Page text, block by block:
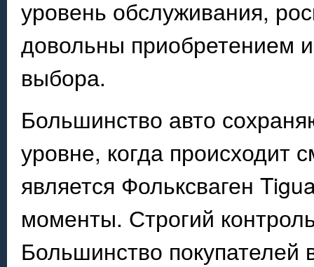
уровень обслуживания,
довольны приобретением
выбора.
Большинство авто
уровне, когда происходит
является Фольксваген
моменты. Строгий
Большинство